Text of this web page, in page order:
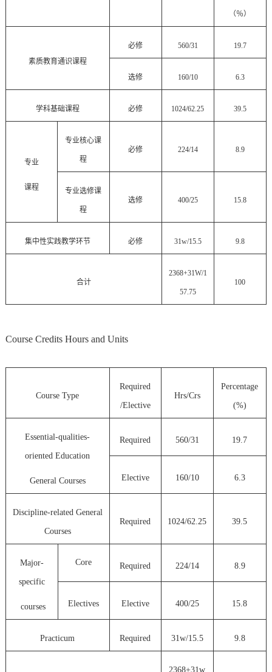
（％）
素质教育通识课程
必修 560/31 19.7
选修 160/10 6.3
学科基础课程 必修 1024/62.25 39.5
专业
课程
专业核心课
程
必修 224/14 8.9
专业选修课
程
选修 400/25 15.8
集中性实践教学环节 必修 31w/15.5 9.8
合计
2368+31W/1
57.75
100
Course Credits Hours and Units
Course Type
Required
/Elective
Hrs/Crs
Percentage
(%)
Essential-qualities-
oriented Education
General Courses
Required 560/31 19.7
Elective 160/10 6.3
Discipline-related General
Courses
Required 1024/62.25 39.5
Major-
specific
courses
Core Required 224/14 8.9
Electives Elective 400/25 15.8
Practicum Required 31w/15.5 9.8
2368+31w